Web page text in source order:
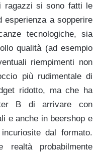
ragazzi si sono fatti le
a sopperire
tecnologiche, sia
qualità (ad esempio
riempimenti non
più rudimentale di
ridotto, ma che ha
B di arrivare con
e anche in beershop e
dal formato.
probabilmente